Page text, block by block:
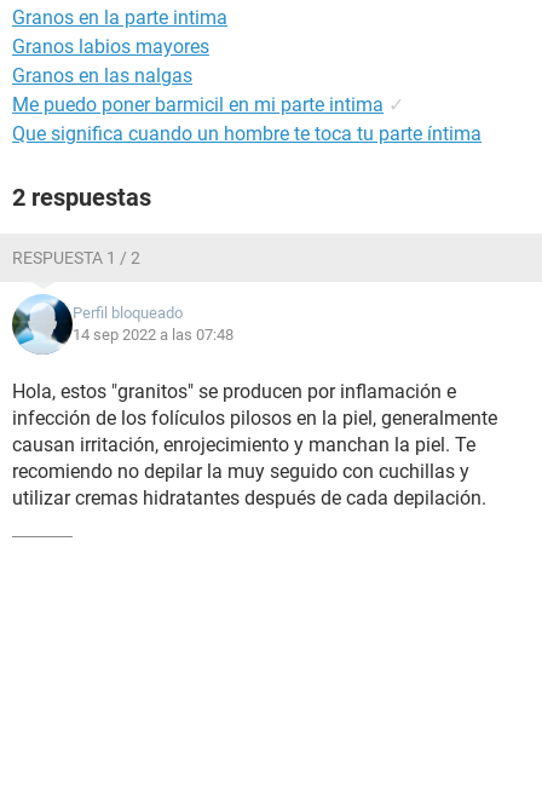
Granos en la parte intima
Granos labios mayores
Granos en las nalgas
Me puedo poner barmicil en mi parte intima ✓
Que significa cuando un hombre te toca tu parte íntima
2 respuestas
RESPUESTA 1 / 2
Perfil bloqueado
14 sep 2022 a las 07:48
Hola, estos "granitos" se producen por inflamación e
infección de los folículos pilosos en la piel, generalmente
causan irritación, enrojecimiento y manchan la piel. Te
recomiendo no depilar la muy seguido con cuchillas y
utilizar cremas hidratantes después de cada depilación.